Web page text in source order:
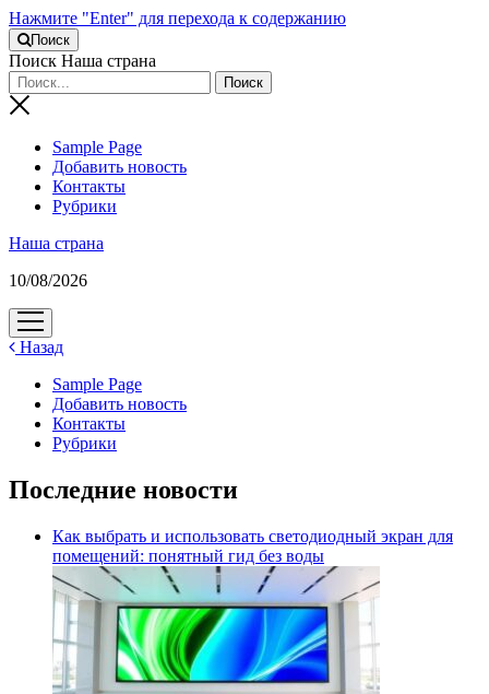
Нажмите "Enter" для перехода к содержанию
Поиск
Поиск Наша страна
Sample Page
Добавить новость
Контакты
Рубрики
Наша страна
10/08/2026
открыть
меню
Назад
Sample Page
Добавить новость
Контакты
Рубрики
Последние новости
Как выбрать и использовать светодиодный экран для
помещений: понятный гид без воды